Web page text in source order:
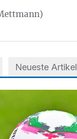
Neueste Artikel